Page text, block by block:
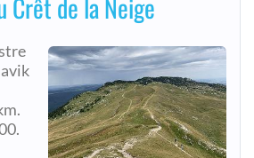
Crêt de la Neige